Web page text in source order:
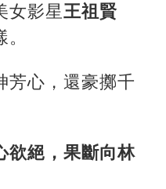
女影星王祖賢
芳心，還豪擲千
欲絕，果斷向林